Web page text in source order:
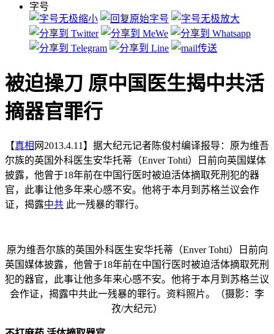
字号
被迫操刀 原中国医生揭中共活
摘器官罪行
【真相 网2013.4.11】据大纪元记者陈俊村编译报导：原为维吾
尔族的英国外科医生安华托蒂（Enver Tohti）日前向英国媒体
披露，他曾于18年前在中国行医时被迫活体摘取死刑犯的器
官，此事让他多年来心感不安。他将于本月到苏格兰议会作
证，揭露中共 此一残暴的罪行。
原为维吾尔族的英国外科医生安华托蒂（Enver Tohti）日前向
英国媒体披露，他曾于18年前在中国行医时被迫活体摘取死刑
犯的器官，此事让他多年来心感不安。他将于本月到苏格兰议
会作证，揭露中共此一残暴的罪行。资料照片。（摄影：李
孜/大纪元）